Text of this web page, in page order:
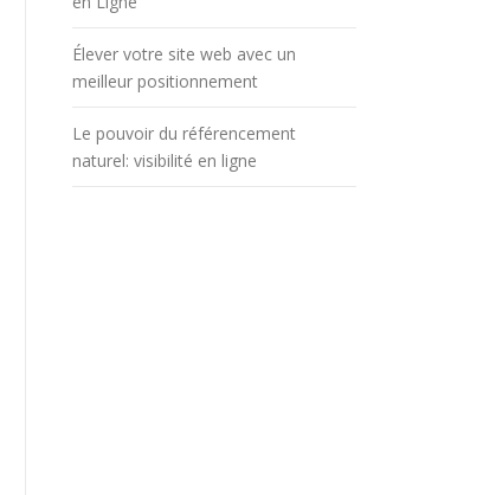
Élever votre site web avec un
meilleur positionnement
Le pouvoir du référencement
naturel: visibilité en ligne